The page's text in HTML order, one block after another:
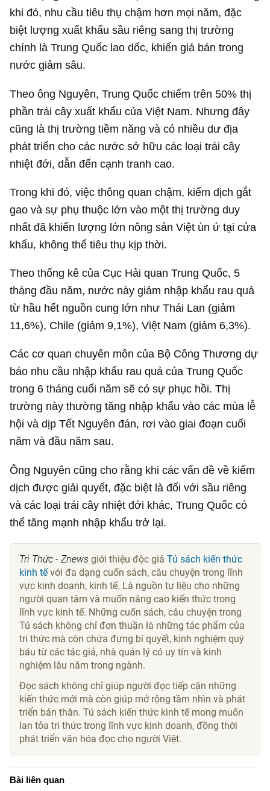
khi đó, nhu cầu tiêu thụ chậm hơn mọi năm, đặc
biệt lượng xuất khẩu sầu riêng sang thị trường
chính là Trung Quốc lao dốc, khiến giá bán trong
nước giảm sâu.
Theo ông Nguyên, Trung Quốc chiếm trên 50% thị
phần trái cây xuất khẩu của Việt Nam. Nhưng đây
cũng là thị trường tiềm năng và có nhiều dư địa
phát triển cho các nước sở hữu các loại trái cây
nhiệt đới, dẫn đến cạnh tranh cao.
Trong khi đó, việc thông quan chậm, kiểm dịch gắt
gao và sự phụ thuộc lớn vào một thị trường duy
nhất đã khiến lượng lớn nông sản Việt ùn ứ tại cửa
khẩu, không thể tiêu thụ kịp thời.
Theo thống kê của Cục Hải quan Trung Quốc, 5
tháng đầu năm, nước này giảm nhập khẩu rau quả
từ hầu hết nguồn cung lớn như Thái Lan (giảm
11,6%), Chile (giảm 9,1%), Việt Nam (giảm 6,3%).
Các cơ quan chuyên môn của Bộ Công Thương dự
báo nhu cầu nhập khẩu rau quả của Trung Quốc
trong 6 tháng cuối năm sẽ có sự phục hồi. Thị
trường này thường tăng nhập khẩu vào các mùa lễ
hội và dịp Tết Nguyên đán, rơi vào giai đoạn cuối
năm và đầu năm sau.
Ông Nguyên cũng cho rằng khi các vấn đề về kiểm
dịch được giải quyết, đặc biệt là đối với sầu riêng
và các loại trái cây nhiệt đới khác, Trung Quốc có
thể tăng mạnh nhập khẩu trở lại.
Tri Thức - Znews giới thiệu độc giảTủ sách kiến thức
kinh tếvới đa dạng cuốn sách, câu chuyện trong lĩnh
vực kinh doanh, kinh tế. Là nguồn tư liệu cho những
người quan tâm và muốn nâng cao kiến thức trong
lĩnh vực kinh tế. Những cuốn sách, câu chuyện trong
Tủ sách không chỉ đơn thuần là những tác phẩm của
tri thức mà còn chứa đựng bí quyết, kinh nghiệm quý
báu từ các tác giả, nhà quản lý có uy tín và kinh
nghiệm lâu năm trong ngành.
Đọc sách không chỉ giúp người đọc tiếp cận những
kiến thức mới mà còn giúp mở rộng tầm nhìn và phát
triển bản thân. Tủ sách kiến thức kinh tế mong muốn
lan tỏa tri thức trong lĩnh vực kinh doanh, đồng thời
phát triển văn hóa đọc cho người Việt.
Bài liên quan